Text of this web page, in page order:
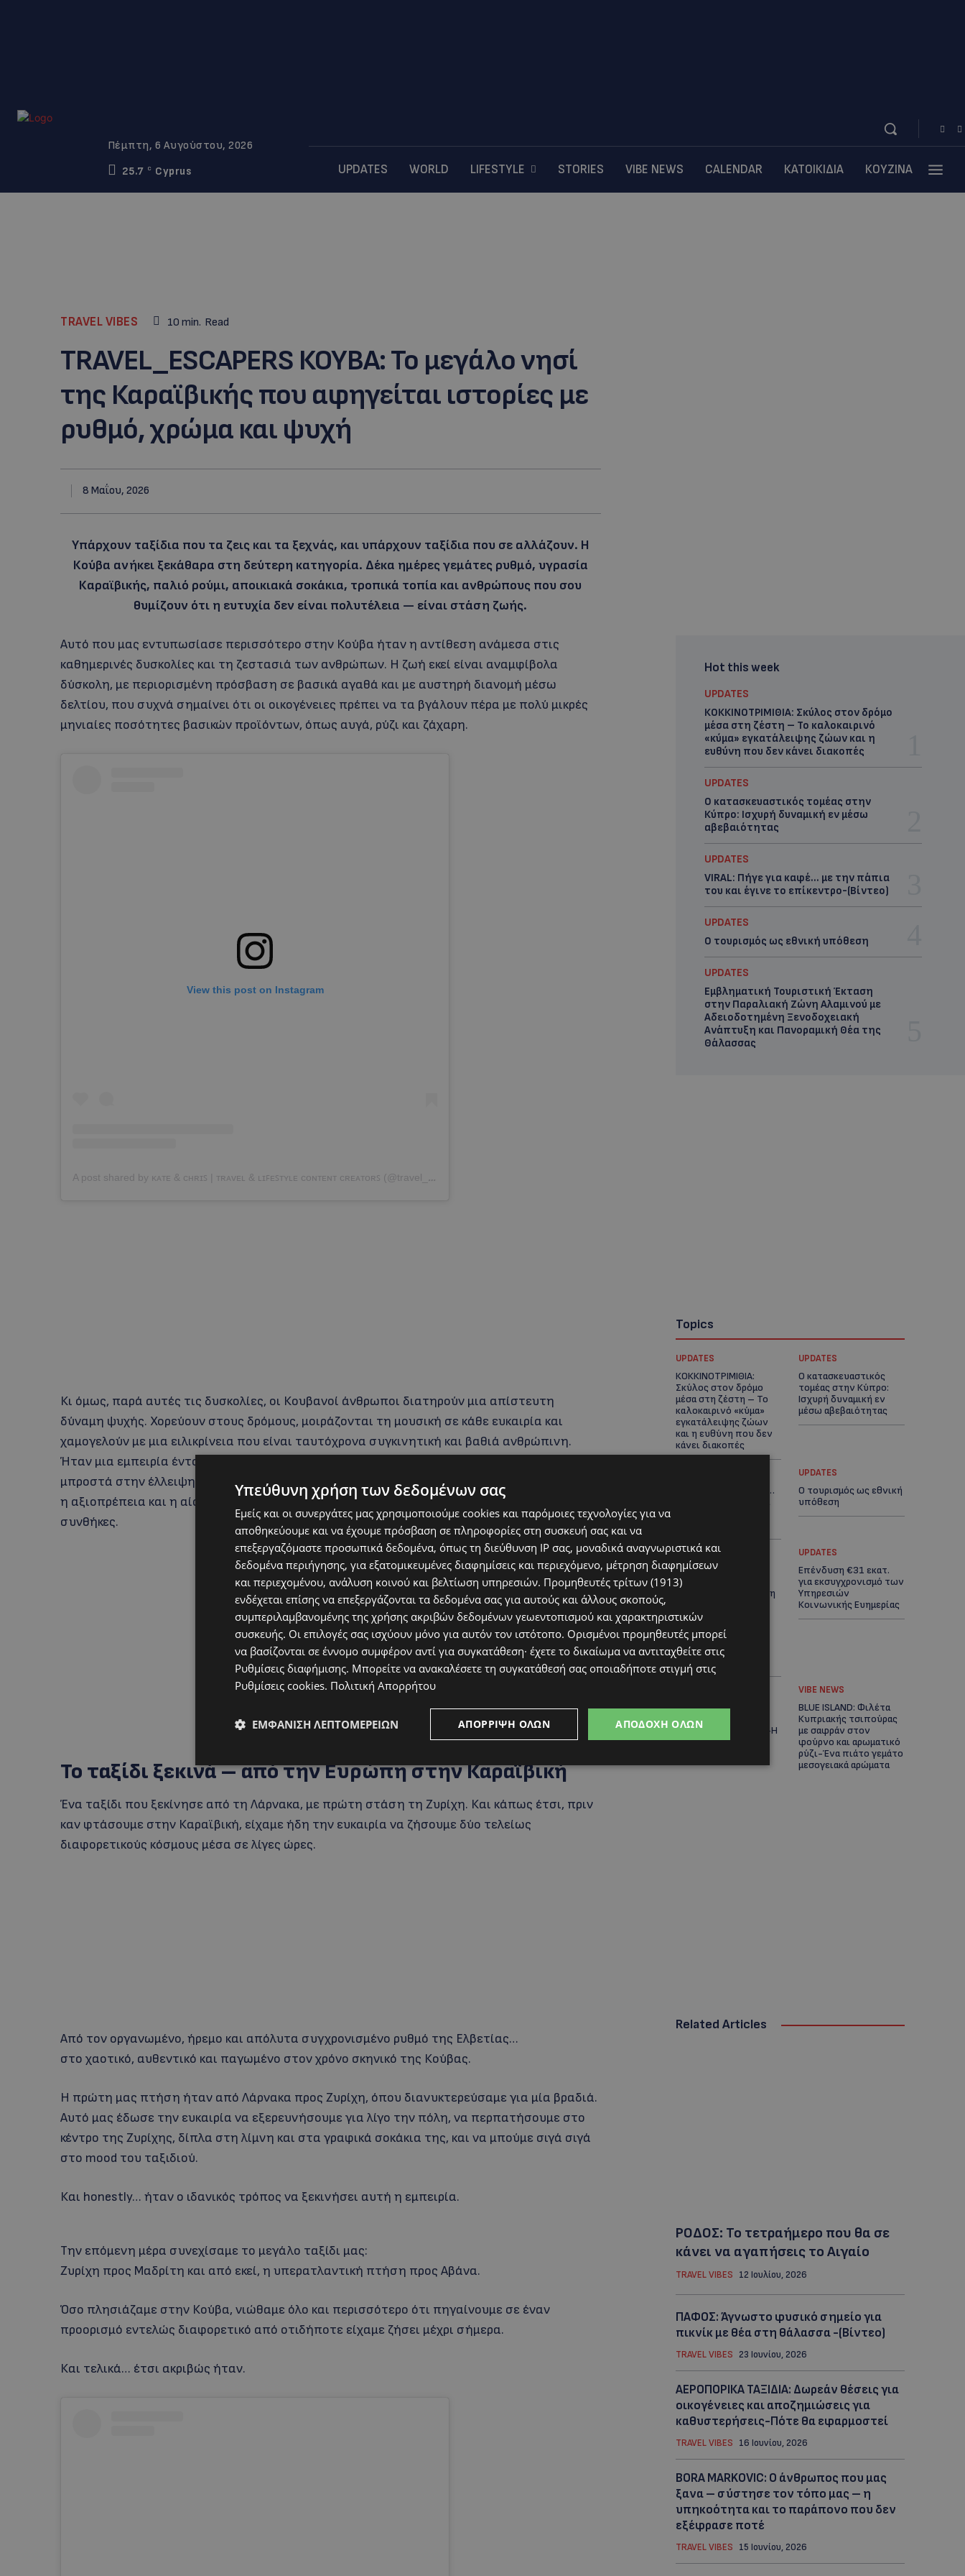
Πέμπτη, 6 Αυγούστου, 2026
25.7
C Cyprus UPDATES WORLD LIFESTYLE STORIES VIBE NEWS CALENDAR ΚΑΤΟΙΚΙΔΙΑ ΚΟΥΖΙΝΑ
TRAVEL VIBES 10 min. Read
TRAVEL_ESCAPERS ΚΟΥΒΑ: Το μεγάλο νησί
της Καραϊβικής που αφηγείται ιστορίες με
ρυθμό, χρώμα και ψυχή
8 Μαΐου, 2026
Υπάρχουν ταξίδια που τα ζεις και τα ξεχνάς, και υπάρχουν ταξίδια που σε αλλάζουν. Η
Κούβα ανήκει ξεκάθαρα στη δεύτερη κατηγορία. Δέκα ημέρες γεμάτες ρυθμό, υγρασία
Καραϊβικής, παλιό ρούμι, αποικιακά σοκάκια, τροπικά τοπία και ανθρώπους που σου
θυμίζουν ότι η ευτυχία δεν είναι πολυτέλεια — είναι στάση ζωής.
Αυτό που μας εντυπωσίασε περισσότερο στην Κούβα ήταν η αντίθεση ανάμεσα στις
καθημερινές δυσκολίες και τη ζεστασιά των ανθρώπων. Η ζωή εκεί είναι αναμφίβολα
δύσκολη, με περιορισμένη πρόσβαση σε βασικά αγαθά και με αυστηρή διανομή μέσω
δελτίου, που συχνά σημαίνει ότι οι οικογένειες πρέπει να τα βγάλουν πέρα με πολύ μικρές
μηνιαίες ποσότητες βασικών προϊόντων, όπως αυγά, ρύζι και ζάχαρη.
View this post on Instagram
A post shared by ᴋᴀᴛᴇ & ᴄʜʀɪꜱ | ᴛʀᴀᴠᴇʟ & ʟɪꜰᴇꜱᴛʏʟᴇ ᴄᴏɴᴛᴇɴᴛ ᴄʀᴇᴀᴛᴏʀꜱ (@travel_escapers_)
Κι όμως, παρά αυτές τις δυσκολίες, οι Κουβανοί άνθρωποι διατηρούν μια απίστευτη
δύναμη ψυχής. Χορεύουν στους δρόμους, μοιράζονται τη μουσική σε κάθε ευκαιρία και
χαμογελούν με μια ειλικρίνεια που είναι ταυτόχρονα συγκινητική και βαθιά ανθρώπινη.
Ήταν μια εμπειρία έντονα φορτισμένη συναισθηματικά — άλλοτε σοκαριστική και θλιβερή
μπροστά στην έλλειψη, αλλά ταυτόχρονα εξαιρετικά εμπνευστική, βλέποντας πώς η χαρά,
η αξιοπρέπεια και η αίσθηση κοινότητας παραμένουν ζωντανές μέσα σε τόσο δύσκολες
συνθήκες.
Το ταξίδι ξεκινά – από την Ευρώπη στην Καραϊβική
Ένα ταξίδι που ξεκίνησε από τη Λάρνακα, με πρώτη στάση τη Ζυρίχη. Και κάπως έτσι, πριν
καν φτάσουμε στην Καραϊβική, είχαμε ήδη την ευκαιρία να ζήσουμε δύο τελείως
διαφορετικούς κόσμους μέσα σε λίγες ώρες.
Από τον οργανωμένο, ήρεμο και απόλυτα συγχρονισμένο ρυθμό της Ελβετίας…
στο χαοτικό, αυθεντικό και παγωμένο στον χρόνο σκηνικό της Κούβας.
Η πρώτη μας πτήση ήταν από Λάρνακα προς Ζυρίχη, όπου διανυκτερεύσαμε για μία βραδιά.
Αυτό μας έδωσε την ευκαιρία να εξερευνήσουμε για λίγο την πόλη, να περπατήσουμε στο
κέντρο της Ζυρίχης, δίπλα στη λίμνη και στα γραφικά σοκάκια της, και να μπούμε σιγά σιγά
στο mood του ταξιδιού.
Και honestly… ήταν ο ιδανικός τρόπος να ξεκινήσει αυτή η εμπειρία.
Την επόμενη μέρα συνεχίσαμε το μεγάλο ταξίδι μας:
Ζυρίχη προς Μαδρίτη και από εκεί, η υπερατλαντική πτήση προς Αβάνα.
Όσο πλησιάζαμε στην Κούβα, νιώθαμε όλο και περισσότερο ότι πηγαίνουμε σε έναν
προορισμό εντελώς διαφορετικό από οτιδήποτε είχαμε ζήσει μέχρι σήμερα.
Και τελικά… έτσι ακριβώς ήταν.
Hot this week
UPDATES
ΚΟΚΚΙΝΟΤΡΙΜΙΘΙΑ: Σκύλος στον δρόμο
μέσα στη ζέστη – Το καλοκαιρινό
«κύμα» εγκατάλειψης ζώων και η
ευθύνη που δεν κάνει διακοπές
UPDATES
Ο κατασκευαστικός τομέας στην
Κύπρο: Ισχυρή δυναμική εν μέσω
αβεβαιότητας
UPDATES
VIRAL: Πήγε για καφέ… με την πάπια
του και έγινε το επίκεντρο-(Βίντεο)
UPDATES
Ο τουρισμός ως εθνική υπόθεση
UPDATES
Εμβληματική Τουριστική Έκταση
στην Παραλιακή Ζώνη Αλαμινού με
Αδειοδοτημένη Ξενοδοχειακή
Ανάπτυξη και Πανοραμική Θέα της
Θάλασσας
Topics
UPDATES
ΚΟΚΚΙΝΟΤΡΙΜΙΘΙΑ:
Σκύλος στον δρόμο
μέσα στη ζέστη – Το
καλοκαιρινό «κύμα»
εγκατάλειψης ζώων
και η ευθύνη που δεν
κάνει διακοπές
UPDATES
Ο κατασκευαστικός
τομέας στην Κύπρο:
Ισχυρή δυναμική εν
μέσω αβεβαιότητας
VIRAL: Πήγε για καφέ…
UPDATES
Ο τουρισμός ως εθνική
υπόθεση
UPDATES
Εμβληματική
Τουριστική Έκταση
στην Παραλιακή Ζώνη
Αδειοδοτημένη
Ξενοδοχειακή
Ανάπτυξη και
Πανοραμική Θέα της
Θάλασσας
UPDATES
Επένδυση €31 εκατ.
για εκσυγχρονισμό των
Υπηρεσιών
Κοινωνικής Ευημερίας
BLUE ISLAND: Γαρίδες
στα κάρβουνα με
αρωματική μαρινάδα-Η
συνταγή του σεφ
VIBE NEWS
BLUE ISLAND: Φιλέτα
Κυπριακής τσιπούρας
με σαφράν στον
φούρνο και αρωματικό
ρύζι-Ένα πιάτο γεμάτο
μεσογειακά αρώματα
Related Articles
ΡΟΔΟΣ: Το τετραήμερο που θα σε
κάνει να αγαπήσεις το Αιγαίο
TRAVEL VIBES 12 Ιουλίου, 2026
ΠΑΦΟΣ: Άγνωστο φυσικό σημείο για
πικνίκ με θέα στη θάλασσα -(Βίντεο)
TRAVEL VIBES 23 Ιουνίου, 2026
ΑΕΡΟΠΟΡΙΚΑ ΤΑΞΙΔΙΑ: Δωρεάν θέσεις για
οικογένειες και αποζημιώσεις για
καθυστερήσεις-Πότε θα εφαρμοστεί
TRAVEL VIBES 16 Ιουνίου, 2026
BORA MARKOVIC: Ο άνθρωπος που μας
ξανα – σύστησε τον τόπο μας – η
υπηκοότητα και το παράπονο που δεν
εξέφρασε ποτέ
TRAVEL VIBES 15 Ιουνίου, 2026
Υπεύθυνη χρήση των δεδομένων σας
Εμείς και οι συνεργάτες μας χρησιμοποιούμε cookies και παρόμοιες τεχνολογίες για να
αποθηκεύουμε και να έχουμε πρόσβαση σε πληροφορίες στη συσκευή σας και να
επεξεργαζόμαστε προσωπικά δεδομένα, όπως τη διεύθυνση IP σας, μοναδικά αναγνωριστικά και
δεδομένα περιήγησης, για εξατομικευμένες διαφημίσεις και περιεχόμενο, μέτρηση διαφημίσεων
και περιεχομένου, ανάλυση κοινού και βελτίωση υπηρεσιών. Προμηθευτές τρίτων (1913)
ενδέχεται επίσης να επεξεργάζονται τα δεδομένα σας για αυτούς και άλλους σκοπούς,
συμπεριλαμβανομένης της χρήσης ακριβών δεδομένων γεωεντοπισμού και χαρακτηριστικών
συσκευής. Οι επιλογές σας ισχύουν μόνο για αυτόν τον ιστότοπο. Ορισμένοι προμηθευτές μπορεί
να βασίζονται σε έννομο συμφέρον αντί για συγκατάθεση· έχετε το δικαίωμα να αντιταχθείτε στις
Ρυθμίσεις διαφήμισης. Μπορείτε να ανακαλέσετε τη συγκατάθεσή σας οποιαδήποτε στιγμή στις
Ρυθμίσεις cookies. Πολιτική Απορρήτου
ΑΠΟΔΟΧΉ ΌΛΩΝ
ΑΠΌΡΡΙΨΗ ΌΛΩΝ
ΕΜΦΆΝΙΣΗ ΛΕΠΤΟΜΕΡΕΙΏΝ